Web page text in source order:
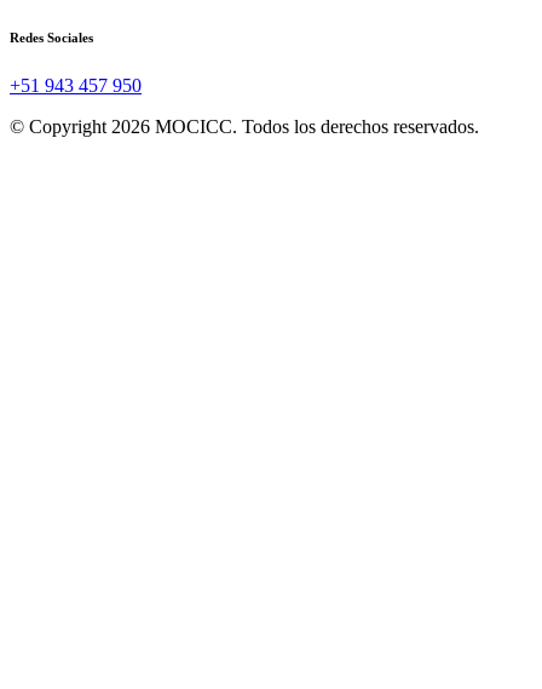
Redes Sociales
+51 943 457 950
© Copyright 2026 MOCICC. Todos los derechos reservados.